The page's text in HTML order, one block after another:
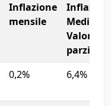
Inflazione
mensile
Media
Valore
parziale
0,2% 6,4%